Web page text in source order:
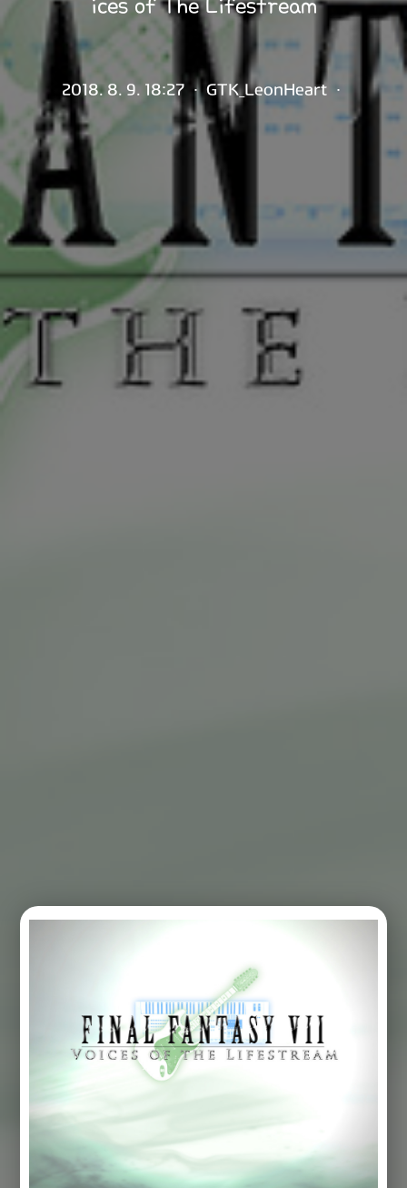
ices of The Lifestream
2018. 8. 9. 18:27 · GTK_LeonHeart ·